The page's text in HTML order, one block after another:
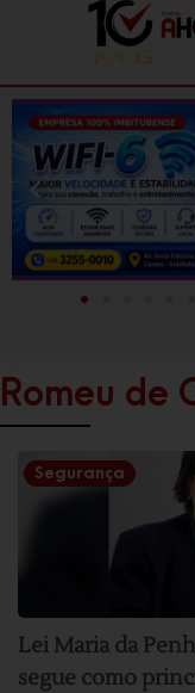
Romeu de
Segurança
Lei Maria da
segue como